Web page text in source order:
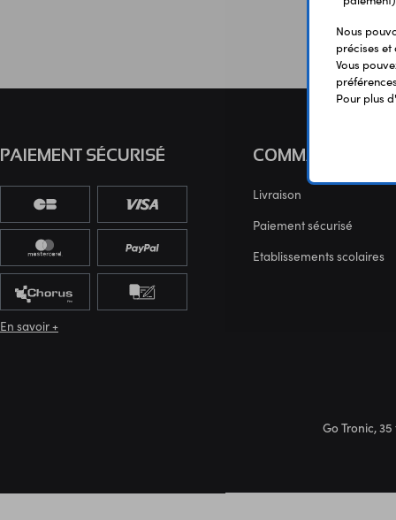
COMMANDE
Livraison
Paiement sécurisé
Etablissements scolaires
PAIEMENT SÉCURISÉ
En savoir +
Go Tronic,
Nous
précises
Vous
Pour plus